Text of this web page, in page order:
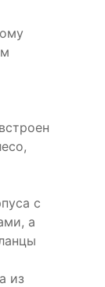
с
а
из